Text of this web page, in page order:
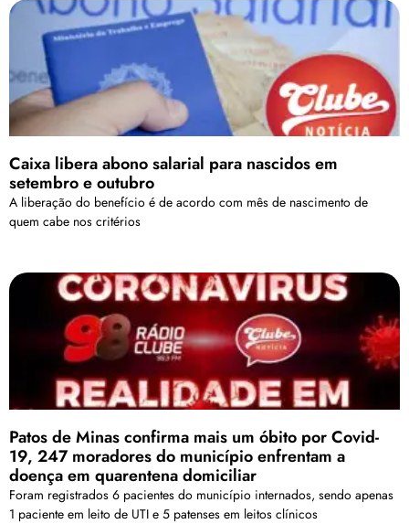
Caixa libera abono salarial para nascidos em
setembro e outubro
A liberação do benefício é de acordo com mês de nascimento de
quem cabe nos critérios
Patos de Minas confirma mais um óbito por Covid-
19, 247 moradores do município enfrentam a
doença em quarentena domiciliar
Foram registrados 6 pacientes do município internados, sendo apenas
1 paciente em leito de UTI e 5 patenses em leitos clínicos